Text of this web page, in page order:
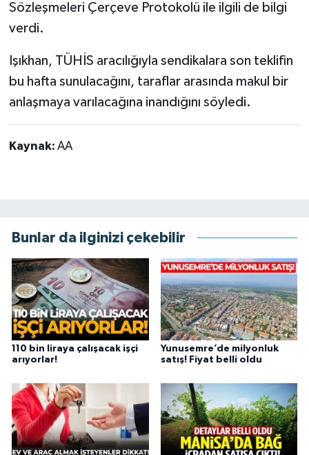
Sözleşmeleri Çerçeve Protokolü ile ilgili de bilgi
verdi.
Işıkhan, TÜHİS aracılığıyla sendikalara son teklifin
bu hafta sunulacağını, taraflar arasında makul bir
anlaşmaya varılacağına inandığını söyledi.
Kaynak: AA
Bunlar da ilginizi çekebilir
110 bin liraya çalışacak işçi
arıyorlar!
Yunusemre’de milyonluk
satış! Fiyat belli oldu